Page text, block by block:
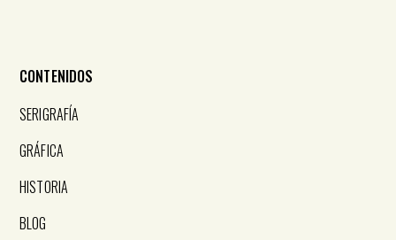
CONTENIDOS
SERIGRAFÍA
GRÁFICA
HISTORIA
BLOG